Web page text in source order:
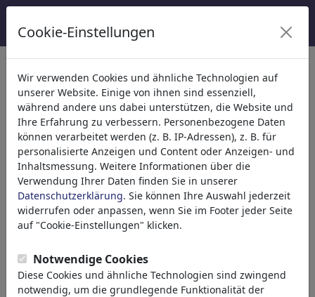
Welcome totoonpool.com,
world's largest community for cartoons, caricatures
and fun drawings.
Browse413931 artworks,discover
unique items.
Cookie-Einstellungen
Wir verwenden Cookies und ähnliche Technologien auf
unserer Website. Einige von ihnen sind essenziell,
während andere uns dabei unterstützen, die Website und
Ihre Erfahrung zu verbessern. Personenbezogene Daten
können verarbeitet werden (z. B. IP-Adressen), z. B. für
personalisierte Anzeigen und Content oder Anzeigen- und
Inhaltsmessung. Weitere Informationen über die
Verwendung Ihrer Daten finden Sie in unserer
Datenschutzerklärung. Sie können Ihre Auswahl jederzeit
widerrufen oder anpassen, wenn Sie im Footer jeder Seite
auf "Cookie-Einstellungen" klicken.
Notwendige Cookies
Diese Cookies und ähnliche Technologien sind zwingend
notwendig, um die grundlegende Funktionalität der